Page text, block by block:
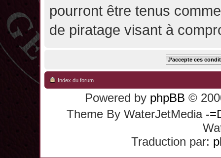
pourront être tenus
de piratage visant à
Index du forum
Powered by phpBB ©
Theme By WaterJetMedia -
Traduction par: